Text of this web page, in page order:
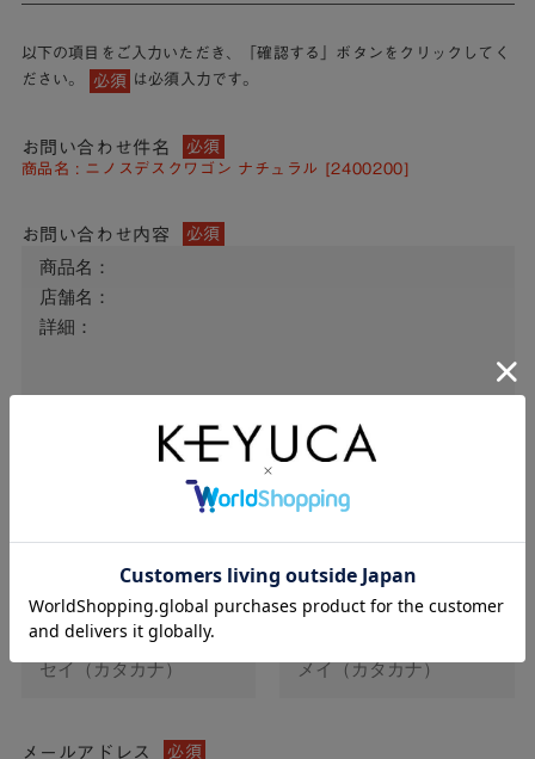
以下の項目をご入力いただき、「確認する」ボタンをクリックしてく
ださい。
必須 は必須入力です。
お問い合わせ件名 必須
商品名 : ニノスデスクワゴン ナチュラル [2400200]
お問い合わせ内容 必須
氏名(カナ) 必須
メールアドレス 必須